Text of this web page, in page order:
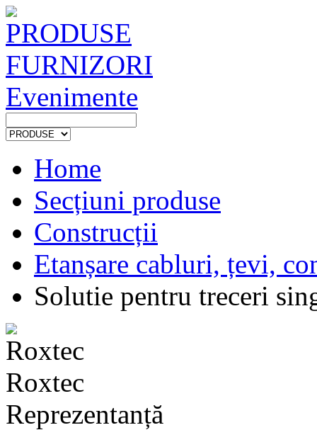
PRODUSE
FURNIZORI
Evenimente
Home
Secțiuni produse
Construcții
Etanșare cabluri, țevi,
Solutie pentru treceri
Roxtec
Reprezentanță